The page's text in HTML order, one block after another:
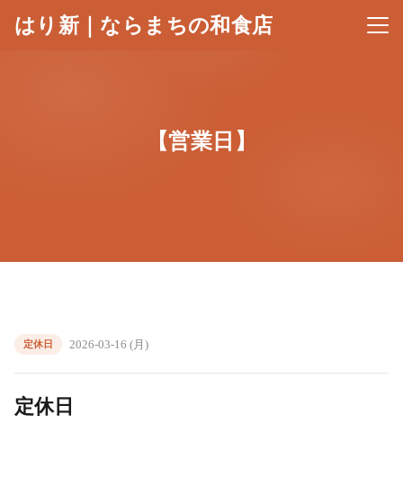
はり新｜ならまちの和食店 メニ
【営業日】
定休日 2026-03-16 (月)
定休日